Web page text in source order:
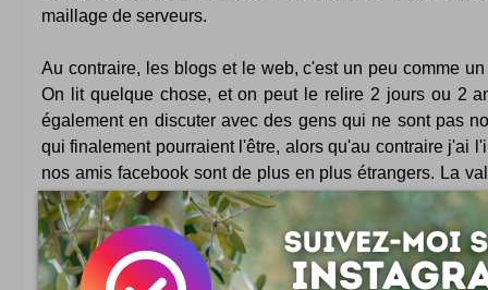
maillage de serveurs.
Au contraire, les blogs et le web, c'est un peu comme
On lit quelque chose, et on peut le relire 2 jours ou 2
également en discuter avec des gens qui ne sont pas
qui finalement pourraient l'être, alors qu'au contraire j'ai
nos amis facebook sont de plus en plus étrangers. La
web (le contenu) est bien plus intéressante en somme.
Bref, bonne continuation à tous les blogueurs, je
lire :)